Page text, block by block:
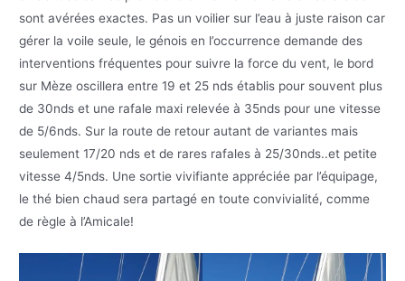
sont avérées exactes. Pas un voilier sur l’eau à juste raison car
gérer la voile seule, le génois en l’occurrence demande des
interventions fréquentes pour suivre la force du vent, le bord
sur Mèze oscillera entre 19 et 25 nds établis pour souvent plus
de 30nds et une rafale maxi relevée à 35nds pour une vitesse
de 5/6nds. Sur la route de retour autant de variantes mais
seulement 17/20 nds et de rares rafales à 25/30nds..et petite
vitesse 4/5nds. Une sortie vivifiante appréciée par l’équipage,
le thé bien chaud sera partagé en toute convivialité, comme
de règle à l’Amicale!